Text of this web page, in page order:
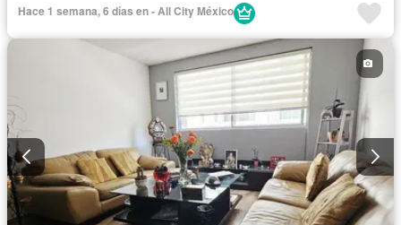
Hace 1 semana, 6 días en - All City México